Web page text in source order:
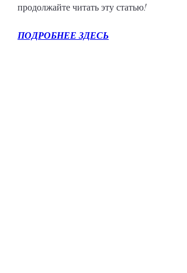
продолжайте читать эту статью!
ПОДРОБНЕЕ ЗДЕСЬ